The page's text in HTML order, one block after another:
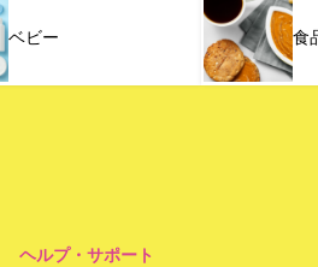
ベビー 食
ヘルプ・サポート